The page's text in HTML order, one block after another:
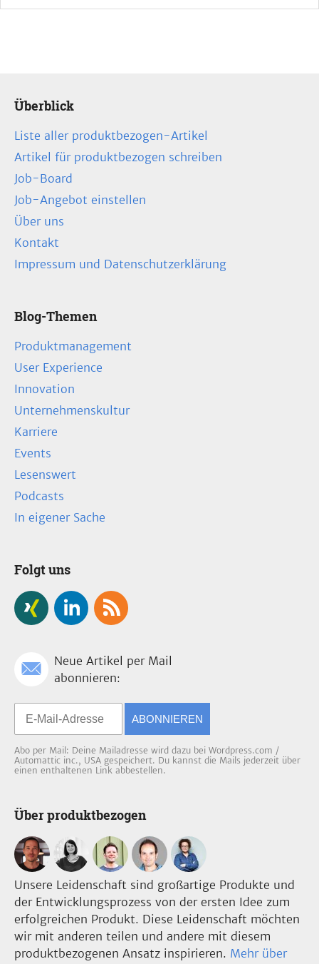
Überblick
Liste aller produktbezogen-Artikel
Artikel für produktbezogen schreiben
Job-Board
Job-Angebot einstellen
Über uns
Kontakt
Impressum und Datenschutzerklärung
Blog-Themen
Produktmanagement
User Experience
Innovation
Unternehmenskultur
Karriere
Events
Lesenswert
Podcasts
In eigener Sache
Folgt uns
Neue Artikel per Mail
abonnieren:
ABONNIEREN
Abo per Mail: Deine Mailadresse wird dazu bei Wordpress.com /
Automattic inc., USA gespeichert. Du kannst die Mails jederzeit über
einen enthaltenen Link abbestellen.
Über produktbezogen
Unsere Leidenschaft sind großartige Produkte und
der Entwicklungsprozess von der ersten Idee zum
erfolgreichen Produkt. Diese Leidenschaft möchten
wir mit anderen teilen und andere mit diesem
produktbezogenen Ansatz inspirieren. Mehr über